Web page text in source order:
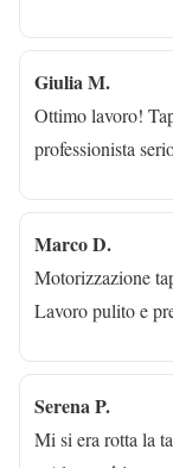
Giulia M.
Ottimo lavoro!
professionista
Marco D.
Motorizzazione
Lavoro pulito e
Serena P.
Mi si era rotta la